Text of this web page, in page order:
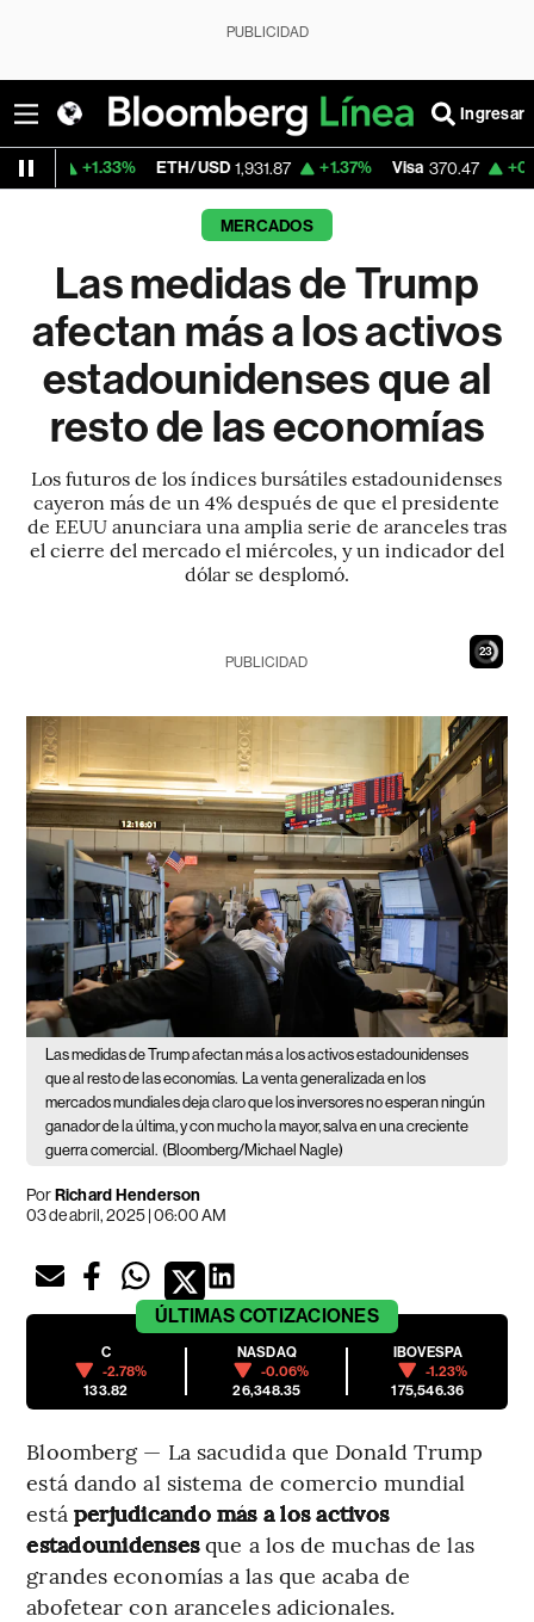
PUBLICIDAD
Ingresar
ETH/USD 1,931.87 +1.37% Visa 370.47 +0.52%
MERCADOS
Las medidas de Trump
afectan más a los activos
estadounidenses que al
resto de las economías
Los futuros de los índices bursátiles estadounidenses
cayeron más de un 4% después de que el presidente
de EEUU anunciara una amplia serie de aranceles tras
el cierre del mercado el miércoles, y un indicador del
dólar se desplomó.
22
PUBLICIDAD
Las medidas de Trump afectan más a los activos estadounidenses
que al resto de las economías.
La venta generalizada en los
mercados mundiales deja claro que los inversores no esperan ningún
ganador de la última, y con mucho la mayor, salva en una creciente
guerra comercial. (Bloomberg/Michael Nagle)
PorRichard Henderson
03 de abril, 2025 | 06:00 AM
ÚLTIMAS COTIZACIONES
C
-2.78%
133.82
NASDAQ
-0.06%
26,348.35
IBOVESPA
-1.23%
175,546.36
Bloomberg — La sacudida que Donald Trump
está dando al sistema de comercio mundial
está perjudicando más a los activos
estadounidensesque a los de muchas de las
grandes economías a las que acaba de
abofetear con aranceles adicionales.